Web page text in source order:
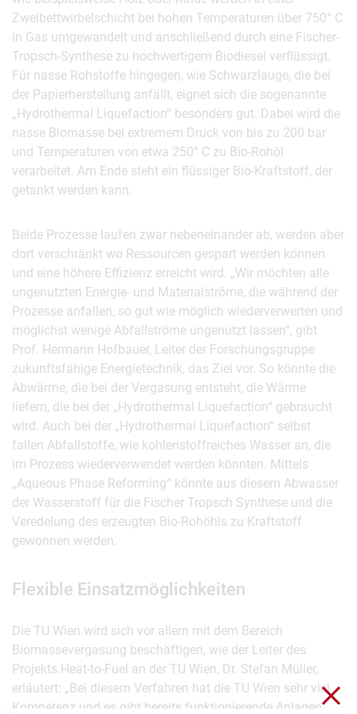
Zweibettwirbelschicht bei hohen Temperaturen über 750° C
in Gas umgewandelt und anschließend durch eine Fischer-
Tropsch-Synthese zu hochwertigem Biodiesel verflüssigt.
Für nasse Rohstoffe hingegen, wie Schwarzlauge, die bei
der Papierherstellung anfällt, eignet sich die sogenannte
„Hydrothermal Liquefaction“ besonders gut. Dabei wird die
nasse Biomasse bei extremem Druck von bis zu 200 bar
und Temperaturen von etwa 250° C zu Bio-Rohöl
verarbeitet. Am Ende steht ein flüssiger Bio-Kraftstoff, der
getankt werden kann.
Beide Prozesse laufen zwar nebeneinander ab, werden aber
dort verschränkt wo Ressourcen gespart werden können
und eine höhere Effizienz erreicht wird. „Wir möchten alle
ungenutzten Energie- und Materialströme, die während der
Prozesse anfallen, so gut wie möglich wiederverwerten und
möglichst wenige Abfallströme ungenutzt lassen“, gibt
Prof. Hermann Hofbauer, Leiter der Forschungsgruppe
zukunftsfähige Energietechnik, das Ziel vor. So könnte die
Abwärme, die bei der Vergasung entsteht, die Wärme
liefern, die bei der „Hydrothermal Liquefaction“ gebraucht
wird. Auch bei der „Hydrothermal Liquefaction“ selbst
fallen Abfallstoffe, wie kohlenstoffreiches Wasser an, die
im Prozess wiederverwendet werden könnten. Mittels
„Aqueous Phase Reforming“ könnte aus diesem Abwasser
der Wasserstoff für die Fischer Tropsch Synthese und die
Veredelung des erzeugten Bio-Rohöhls zu Kraftstoff
gewonnen werden.
Flexible Einsatzmöglichkeiten
Die TU Wien wird sich vor allem mit dem Bereich
Biomassevergasung beschäftigen, wie der Leiter des
Projekts Heat-to-Fuel an der TU Wien, Dr. Stefan Müller,
erläutert: „Bei diesem Verfahren hat die TU Wien sehr viel
Kompetenz und es gibt bereits funktionierende Anlagen.